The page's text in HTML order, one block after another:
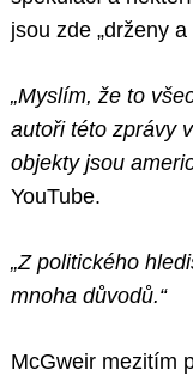
jsou zde „drženy
„Myslím, že to
autoři této zprávy
objekty jsou
YouTube.
„Z politického
mnoha důvodů.“
McGweir mezitím